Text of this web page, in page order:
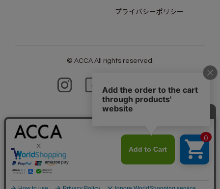
プライバシーポリシー
© ACCA All rights reserved.